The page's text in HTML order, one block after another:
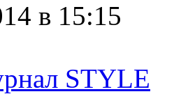
в 15:15
STYLE